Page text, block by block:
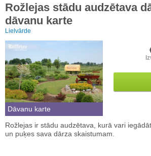
Rožlejas stādu audzētava
dāvanu karte
Lielvārde
Dāvanu karte
Rožlejas ir stādu audzētava, kurā vari
un puķes sava dārza skaistumam.